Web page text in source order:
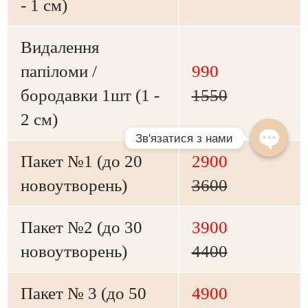
- 1 см)
Видалення
папіломи /
бородавки 1шт (1 -
2 см)
990
1550
Пакет №1 (до 20
новоутворень)
2900
3600
Пакет №2 (до 30
новоутворень)
3900
4400
Пакет № 3 (до 50 4900